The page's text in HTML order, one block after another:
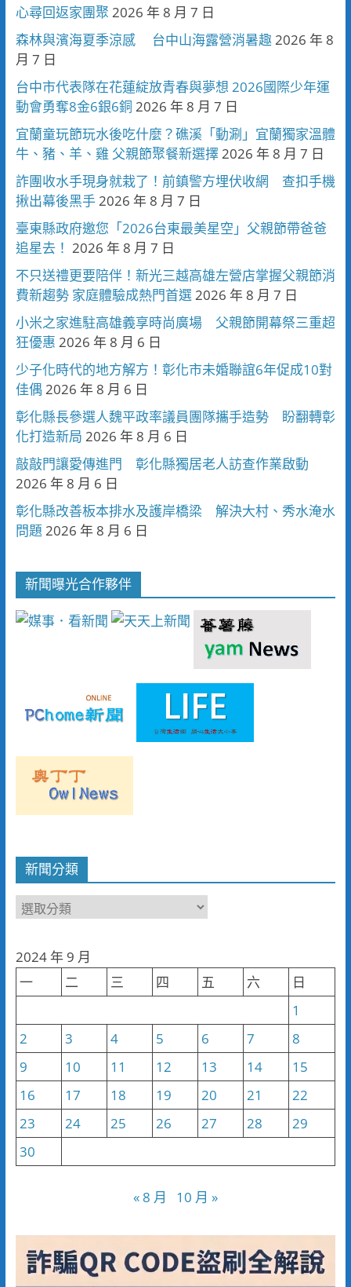
心尋回返家團聚 2026 年 8 月 7 日
森林與濱海夏季涼感 台中山海露營消暑趣2026 年 8
月 7 日
台中市代表隊在花蓮綻放青春與夢想 2026國際少年運
動會勇奪8金6銀6銅 2026 年 8 月 7 日
宜蘭童玩節玩水後吃什麼？礁溪「動涮」宜蘭獨家溫體
牛、豬、羊、雞 父親節聚餐新選擇2026 年 8 月 7 日
詐團收水手現身就栽了！前鎮警方埋伏收網 查扣手機
揪出幕後黑手2026 年 8 月 7 日
臺東縣政府邀您「2026台東最美星空」父親節帶爸爸
追星去！ 2026 年 8 月 7 日
不只送禮更要陪伴！新光三越高雄左營店掌握父親節消
費新趨勢 家庭體驗成熱門首選2026 年 8 月 7 日
小米之家進駐高雄義享時尚廣場 父親節開幕祭三重超
狂優惠 2026 年 8 月 6 日
少子化時代的地方解方！彰化市未婚聯誼6年促成10對
佳偶 2026 年 8 月 6 日
彰化縣長參選人魏平政率議員團隊攜手造勢 盼翻轉彰
化打造新局 2026 年 8 月 6 日
敲敲門讓愛傳進門 彰化縣獨居老人訪查作業啟動
2026 年 8 月 6 日
彰化縣改善板本排水及護岸橋梁 解決大村、秀水淹水
問題 2026 年 8 月 6 日
新聞曝光合作夥伴
新聞分類
新
類
2024 年 9 月
一
二 三 四 五 六
日
1
2
3 4 5 6 7
8
9
10 11 12 13 14
15
16
17 18 19 20 21
22
23
24 25 26 27 28
29
30
« 8 月 10 月 »